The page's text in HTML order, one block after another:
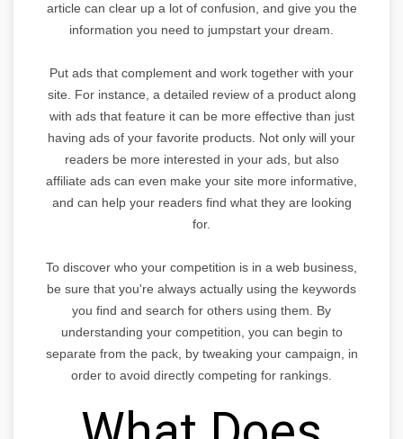
article can clear up a lot of confusion, and give you the
information you need to jumpstart your dream.
Put ads that complement and work together with your
site. For instance, a detailed review of a product along
with ads that feature it can be more effective than just
having ads of your favorite products. Not only will your
readers be more interested in your ads, but also
affiliate ads can even make your site more informative,
and can help your readers find what they are looking
for.
To discover who your competition is in a web business,
be sure that you're always actually using the keywords
you find and search for others using them. By
understanding your competition, you can begin to
separate from the pack, by tweaking your campaign, in
order to avoid directly competing for rankings.